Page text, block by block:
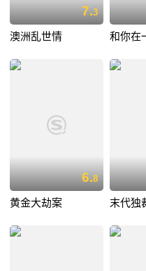
7.3
澳洲乱世情 和你在
6.8
黄金大劫案 末代独